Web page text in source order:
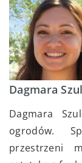
Dagmara
Dagmara
ogrodów.
przestrzeni